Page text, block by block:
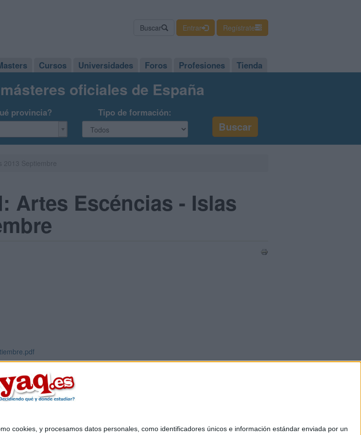
cookies, y procesamos datos personales, como identificadores únicos e información estándar enviada por un
Buscar Entrar Regístrate
Cursos Universidades Foros Profesiones Tienda
oficiales de España
provincia? Tipo de formación:
Artes Escéncias - Islas
|Contactar|Anúnciate